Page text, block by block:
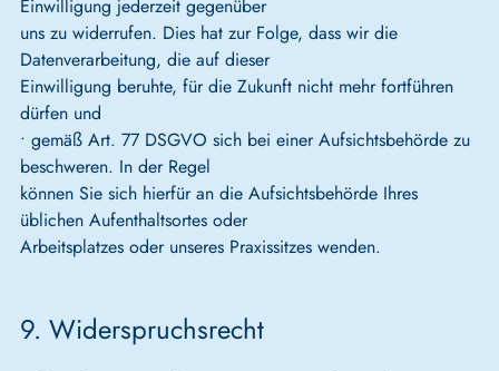
Einwilligung jederzeit gegenüber
uns zu widerrufen. Dies hat zur Folge, dass wir die
Datenverarbeitung, die auf dieser
Einwilligung beruhte, für die Zukunft nicht mehr fortführen
dürfen und
• gemäß Art. 77 DSGVO sich bei einer Aufsichtsbehörde zu
beschweren. In der Regel
können Sie sich hierfür an die Aufsichtsbehörde Ihres
üblichen Aufenthaltsortes oder
Arbeitsplatzes oder unseres Praxissitzes wenden.
9. Widerspruchsrecht